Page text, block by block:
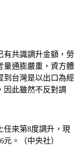
有共識調升金額，勞
量通膨嚴重，資方體
到台灣是以出口為經
因此雖然不反對調
任來第8度調升，現
。（中央社）